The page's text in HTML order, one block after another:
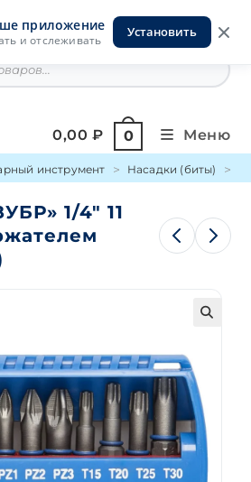
приложение
и отслеживать
Установить
на Горской
0,00₽ 0 Меню
инструмент Насадки (биты)
1/4″ 11